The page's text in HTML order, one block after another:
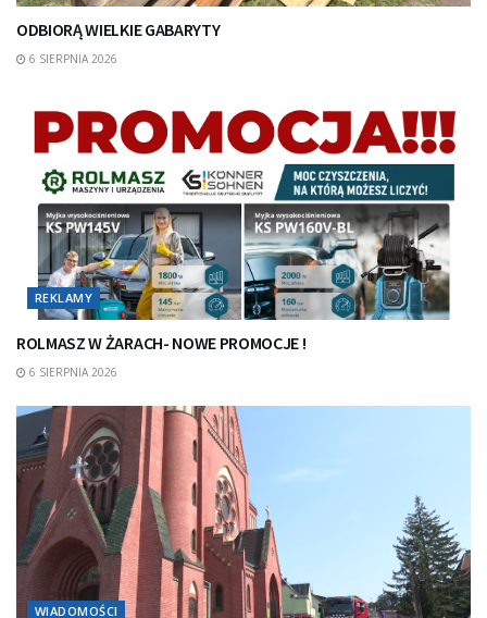
ODBIORĄ WIELKIE GABARYTY
6 SIERPNIA 2026
REKLAMY
ROLMASZ W ŻARACH- NOWE PROMOCJE !
6 SIERPNIA 2026
WIADOMOŚCI